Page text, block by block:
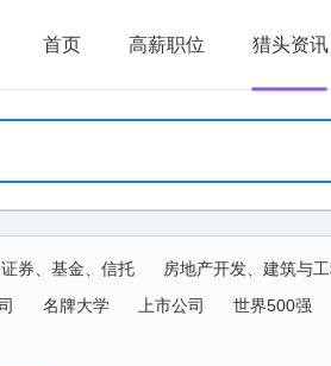
首页 高薪职位 猎头资讯
券、基金、信托 房地产开发、建筑与
物、器械
传媒、公关、广告、娱乐
名牌大学 上市公司 世界500强